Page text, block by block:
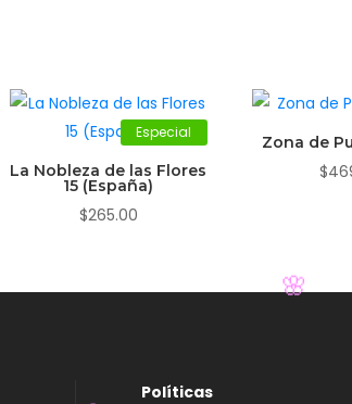
Especial
La Nobleza de las Flores
15 (España)
$265.00
Zona de
$
Políticas